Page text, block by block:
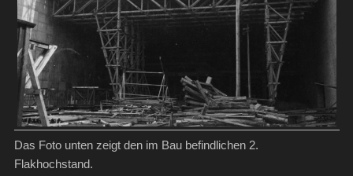
Das Foto unten zeigt den im Bau befindlichen 2.
Flakhochstand.